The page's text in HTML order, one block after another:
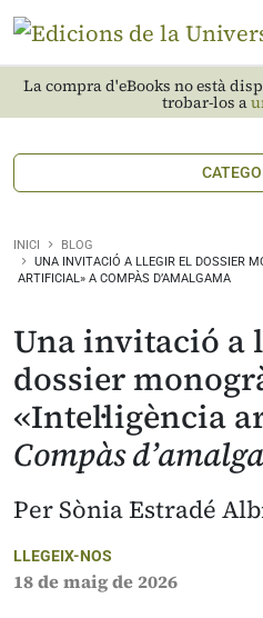
La compra d'eBooks no està
trobar-los a
INICI
BLOG
UNA INVITACIÓ A LLEGIR EL DOSSIER
ARTIFICIAL» A COMPÀS D’AMALGAMA
Una invitació a
dossier
«Intel·ligència
Compàs
Per Sònia Estradé
LLEGEIX-NOS
18 de maig de 2026